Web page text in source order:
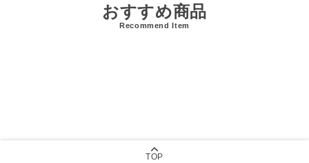
おすすめ商品
Recommend Item
TOP